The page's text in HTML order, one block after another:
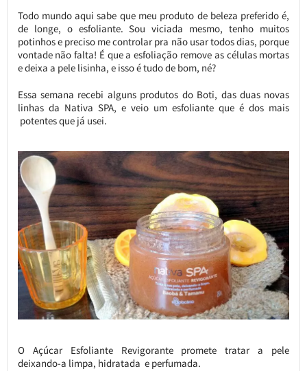
Todo mundo aqui sabe que meu produto de beleza preferido é,
de longe, o esfoliante. Sou viciada mesmo, tenho muitos
potinhos e preciso me controlar pra não usar todos dias, porque
vontade não falta! É que a esfoliação remove as células mortas
e deixa a pele lisinha, e isso é tudo de bom, né?
Essa semana recebi alguns produtos do Boti, das duas novas
linhas da Nativa SPA, e veio um esfoliante que é dos mais
potentes que já usei.
O Açúcar Esfoliante Revigorante promete tratar a pele
deixando-a limpa, hidratada e perfumada.